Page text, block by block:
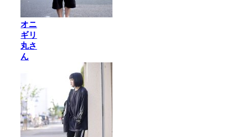
オニ
ギリ
丸さ
ん